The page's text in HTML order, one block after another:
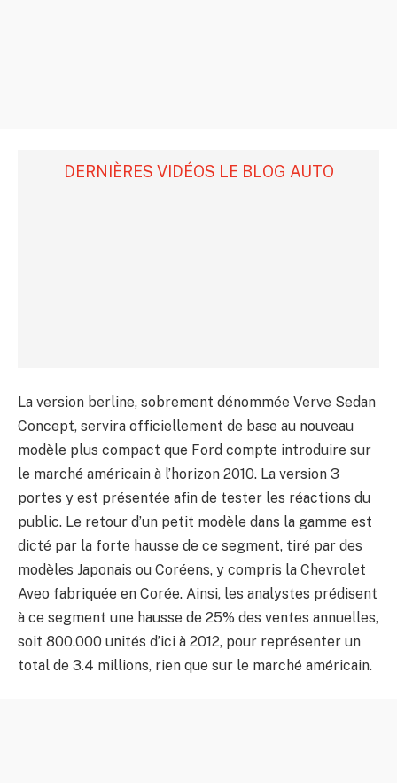
DERNIÈRES VIDÉOS LE BLOG AUTO
La version berline, sobrement dénommée Verve Sedan
Concept, servira officiellement de base au nouveau
modèle plus compact que Ford compte introduire sur
le marché américain à l’horizon 2010. La version 3
portes y est présentée afin de tester les réactions du
public. Le retour d’un petit modèle dans la gamme est
dicté par la forte hausse de ce segment, tiré par des
modèles Japonais ou Coréens, y compris la Chevrolet
Aveo fabriquée en Corée. Ainsi, les analystes prédisent
à ce segment une hausse de 25% des ventes annuelles,
soit 800.000 unités d’ici à 2012, pour représenter un
total de 3.4 millions, rien que sur le marché américain.